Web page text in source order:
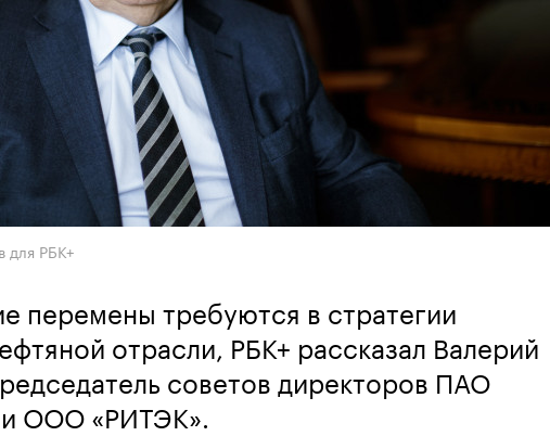
для РБК+
перемены требуются в стратегии
отрасли, РБК+ рассказал Валерий
советов директоров ПАО
ООО «РИТЭК».